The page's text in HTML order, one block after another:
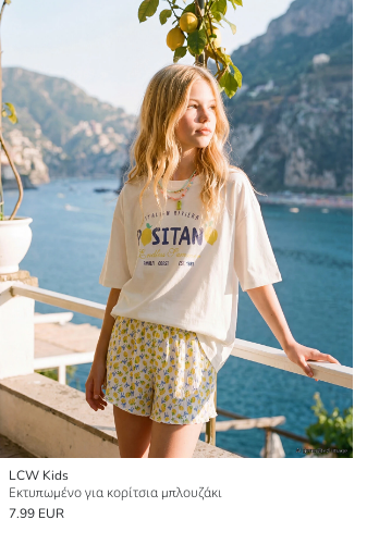
LCW Kids
Εκτυπωμένο για κορίτσια μπλουζάκι
7.99 EUR